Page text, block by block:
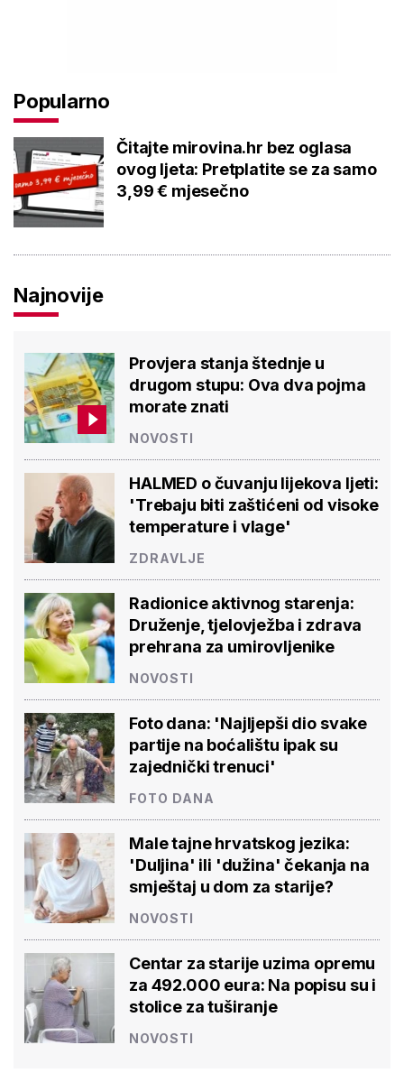
Popularno
Čitajte mirovina.hr bez oglasa
ovog ljeta: Pretplatite se za samo
3,99 € mjesečno
Najnovije
Provjera stanja štednje u
drugom stupu: Ova dva pojma
morate znati
NOVOSTI
HALMED o čuvanju lijekova ljeti:
'Trebaju biti zaštićeni od visoke
temperature i vlage'
ZDRAVLJE
Radionice aktivnog starenja:
Druženje, tjelovježba i zdrava
prehrana za umirovljenike
NOVOSTI
Foto dana: 'Najljepši dio svake
partije na boćalištu ipak su
zajednički trenuci'
FOTO DANA
Male tajne hrvatskog jezika:
'Duljina' ili 'dužina' čekanja na
smještaj u dom za starije?
NOVOSTI
Centar za starije uzima opremu
za 492.000 eura: Na popisu su i
stolice za tuširanje
NOVOSTI